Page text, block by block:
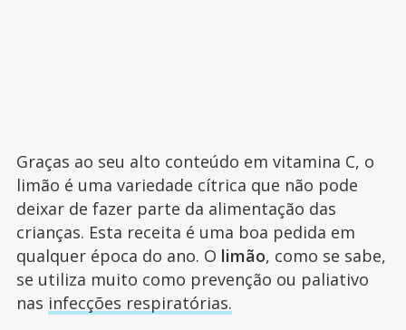
Graças ao seu alto conteúdo em vitamina C, o
limão é uma variedade cítrica que não pode
deixar de fazer parte da alimentação das
crianças. Esta receita é uma boa pedida em
qualquer época do ano. O limão, como se sabe,
se utiliza muito como prevenção ou paliativo
nas infecções respiratórias.